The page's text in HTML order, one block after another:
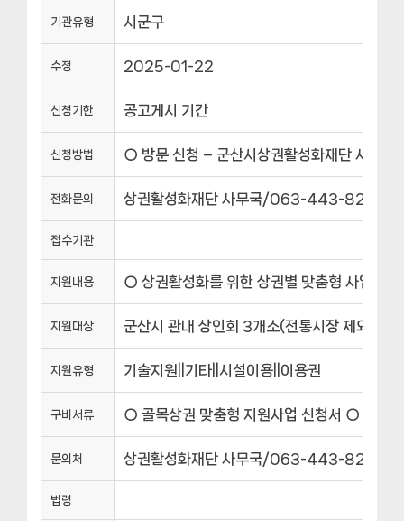
기관유형 시군구
수정 2025-01-22
신청기한 공고게시 기간
신청방법 ○ 방문 신청 – 군산시상권활성화재단 사무실
전화문의 상권활성화재단 사무국/063-443-8200
접수기관
지원내용 ○ 상권활성화를 위한 상권별 맞춤형 사업비
지원대상 군산시 관내 상인회 3개소(전통시장 제외)
지원유형 기술지원||기타||시설이용||이용권
구비서류 ○ 골목상권 맞춤형 지원사업 신청서 ○ 골목
문의처 상권활성화재단 사무국/063-443-8200
법령